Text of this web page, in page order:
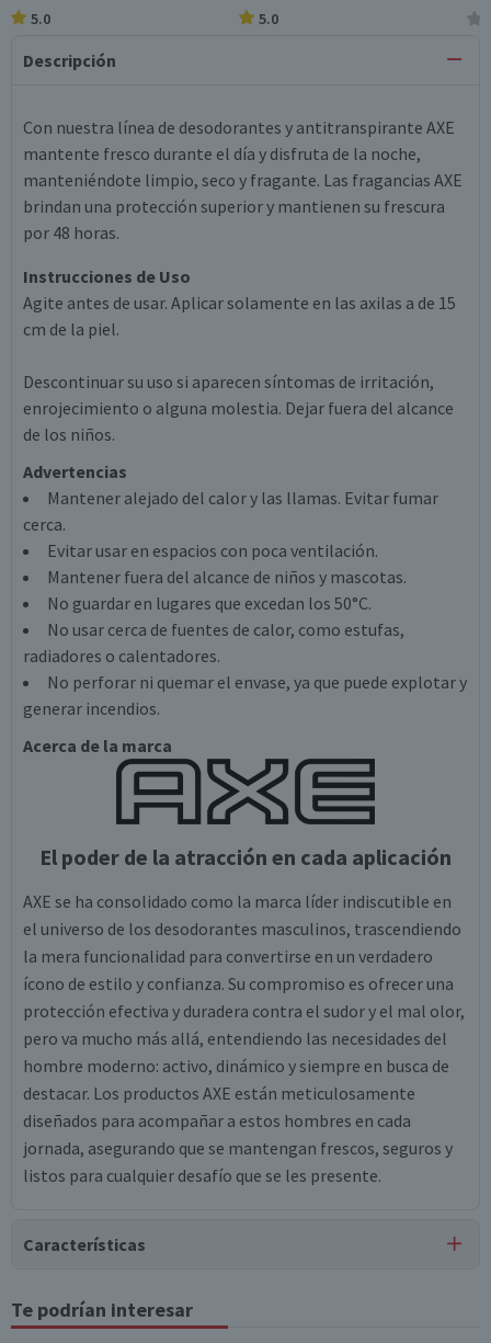
5.0 5.0
Descripción
Con nuestra línea de desodorantes y antitranspirante AXE
mantente fresco durante el día y disfruta de la noche,
manteniéndote limpio, seco y fragante. Las fragancias AXE
brindan una protección superior y mantienen su frescura
por 48 horas.
Instrucciones de Uso
Agite antes de usar. Aplicar solamente en las axilas a de 15
cm de la piel.
Descontinuar su uso si aparecen síntomas de irritación,
enrojecimiento o alguna molestia. Dejar fuera del alcance
de los niños.
Advertencias
Mantener alejado del calor y las llamas. Evitar fumar
cerca.
Evitar usar en espacios con poca ventilación.
Mantener fuera del alcance de niños y mascotas.
No guardar en lugares que excedan los 50°C.
No usar cerca de fuentes de calor, como estufas,
radiadores o calentadores.
No perforar ni quemar el envase, ya que puede explotar y
generar incendios.
Acerca de la marca
El poder de la atracción en cada aplicación
AXE se ha consolidado como la marca líder indiscutible en
el universo de los desodorantes masculinos, trascendiendo
la mera funcionalidad para convertirse en un verdadero
ícono de estilo y confianza. Su compromiso es ofrecer una
protección efectiva y duradera contra el sudor y el mal olor,
pero va mucho más allá, entendiendo las necesidades del
hombre moderno: activo, dinámico y siempre en busca de
destacar. Los productos AXE están meticulosamente
diseñados para acompañar a estos hombres en cada
jornada, asegurando que se mantengan frescos, seguros y
listos para cualquier desafío que se les presente.
Características
Tipo de Producto
Desodorantes
Te podrían interesar